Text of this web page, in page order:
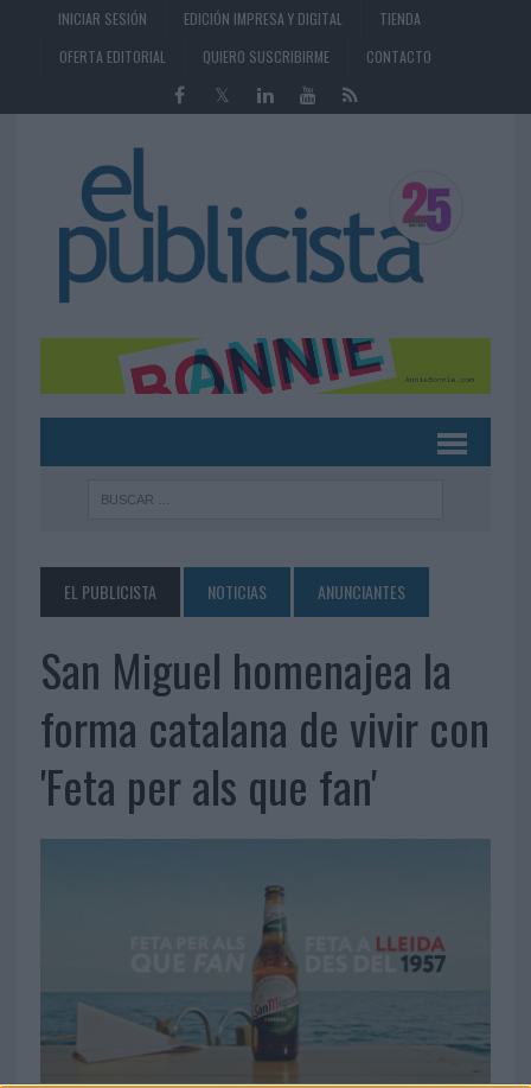
INICIAR SESIÓN EDICIÓN IMPRESA Y DIGITAL
TIENDA
OFERTA EDITORIAL
QUIERO SUSCRIBIRME CONTACTO
EL PUBLICISTA NOTICIAS ANUNCIANTES
San Miguel homenajea la
forma catalana de vivir con
'Feta per als que fan'